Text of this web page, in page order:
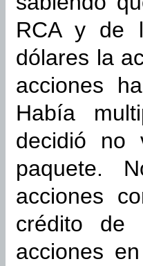
RCA y de
dólares la
acciones
Había
decidió no
paquete.
acciones
crédito de
acciones